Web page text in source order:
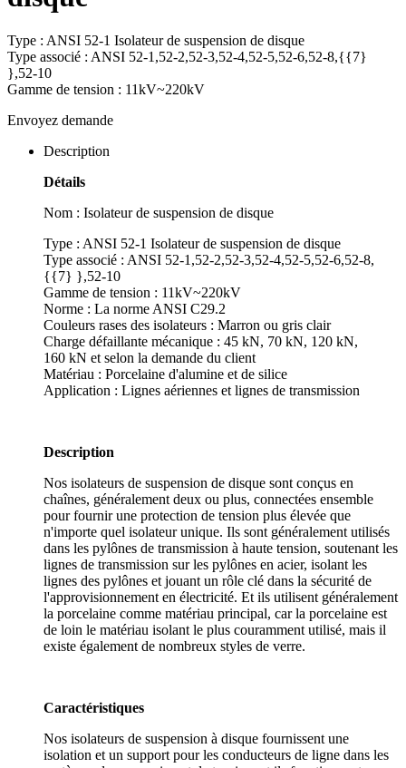
Type : ANSI 52-1 Isolateur de suspension de disque
Type associé : ANSI 52-1,52-2,52-3,52-4,52-5,52-6,52-8,{{7}
},52-10
Gamme de tension : 11kV~220kV
Envoyez demande
Description
Détails
Nom : Isolateur de suspension de disque
Type : ANSI 52-1 Isolateur de suspension de disque
Type associé : ANSI 52-1,52-2,52-3,52-4,52-5,52-6,52-8,
{{7} },52-10
Gamme de tension : 11kV~220kV
Norme : La norme ANSI C29.2
Couleurs rases des isolateurs : Marron ou gris clair
Charge défaillante mécanique : 45 kN, 70 kN, 120 kN,
160 kN et selon la demande du client
Matériau : Porcelaine d'alumine et de silice
Application : Lignes aériennes et lignes de transmission
Description
Nos isolateurs de suspension de disque sont conçus en
chaînes, généralement deux ou plus, connectées ensemble
pour fournir une protection de tension plus élevée que
n'importe quel isolateur unique. Ils sont généralement utilisés
dans les pylônes de transmission à haute tension, soutenant les
lignes de transmission sur les pylônes en acier, isolant les
lignes des pylônes et jouant un rôle clé dans la sécurité de
l'approvisionnement en électricité. Et ils utilisent généralement
la porcelaine comme matériau principal, car la porcelaine est
de loin le matériau isolant le plus couramment utilisé, mais il
existe également de nombreux styles de verre.
Caractéristiques
Nos isolateurs de suspension à disque fournissent une
isolation et un support pour les conducteurs de ligne dans les